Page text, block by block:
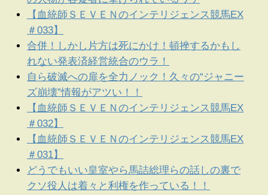
【血統師ＳＥＶＥＮのインテリジェンス競馬EX
＃033】
合併！しかし片方は死にかけ！頓挫するかもし
れない発表済経営統合のウラ！
自ら破滅への扉を全力ノック！久々の“ジャニー
ズ崩壊”情報がアツい！！
【血統師ＳＥＶＥＮのインテリジェンス競馬EX
＃032】
【血統師ＳＥＶＥＮのインテリジェンス競馬EX
＃031】
どうでもいい皇室やら馬詰総理らの話しの裏で
クソ役人は着々と利権を作っている！！